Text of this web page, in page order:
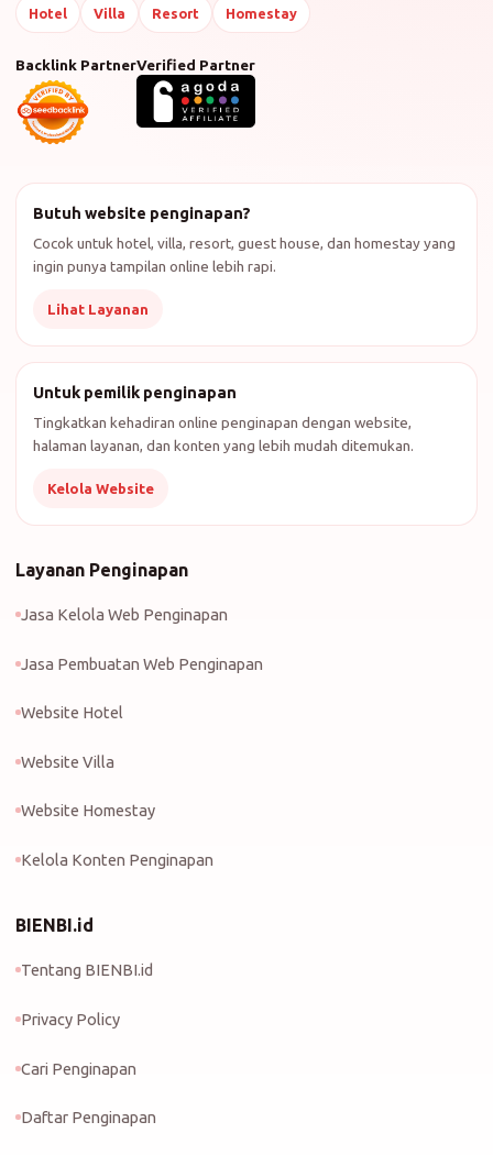
Hotel Villa Resort Homestay
Backlink PartnerVerified Partner
Butuh website penginapan?
Cocok untuk hotel, villa, resort, guest house, dan homestay yang
ingin punya tampilan online lebih rapi.
Lihat Layanan
Untuk pemilik penginapan
Tingkatkan kehadiran online penginapan dengan website,
halaman layanan, dan konten yang lebih mudah ditemukan.
Kelola Website
Layanan Penginapan
Jasa Kelola Web Penginapan
Jasa Pembuatan Web Penginapan
Website Hotel
Website Villa
Website Homestay
Kelola Konten Penginapan
BIENBI.id
Tentang BIENBI.id
Privacy Policy
Cari Penginapan
Daftar Penginapan